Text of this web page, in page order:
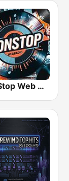
Non Stop Web Radio